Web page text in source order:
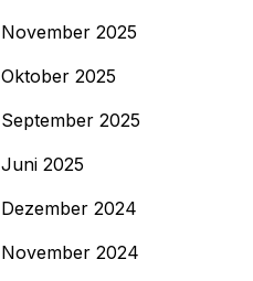
November 2025
Oktober 2025
September 2025
Juni 2025
Dezember 2024
November 2024